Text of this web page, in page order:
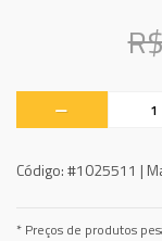
Código:#1025511 |
* Preços de produtos